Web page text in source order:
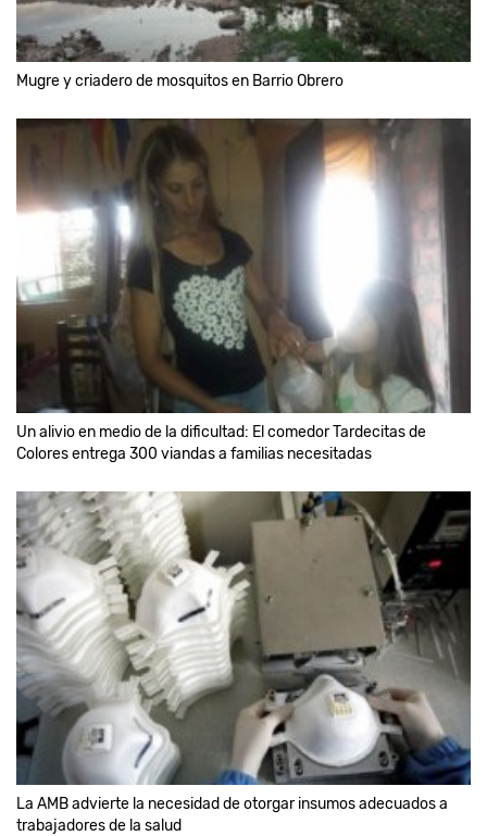
Mugre y criadero de mosquitos en Barrio Obrero
Un alivio en medio de la dificultad: El comedor Tardecitas de
Colores entrega 300 viandas a familias necesitadas
La AMB advierte la necesidad de otorgar insumos adecuados a
trabajadores de la salud